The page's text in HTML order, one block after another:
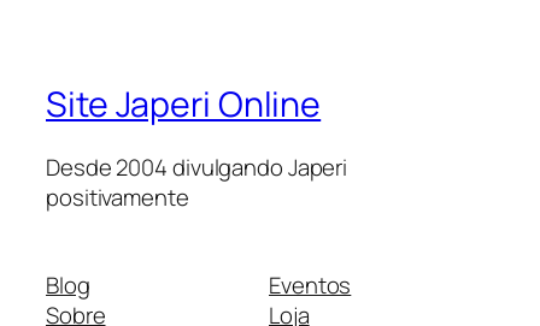
Site Japeri Online
Desde 2004 divulgando Japeri
positivamente
Blog
Sobre
Eventos
Loja